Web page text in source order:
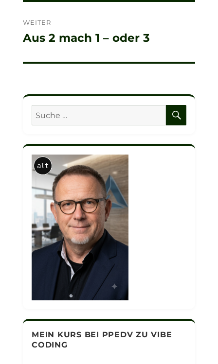
WEITER
Nächster
Aus 2 mach 1 – oder 3
Suche
nach:
alt
MEIN KURS BEI PPEDV ZU VIBE
CODING